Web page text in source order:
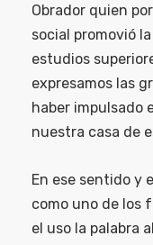
Obrador quien
social promovió
estudios
expresamos las
haber impulsado
nuestra casa de
En ese sentido y
como uno de los
el uso la palabra